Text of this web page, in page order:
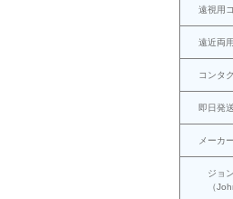
遠視用
遠近両
コンタ
即日発
メーカ
ジョ
（